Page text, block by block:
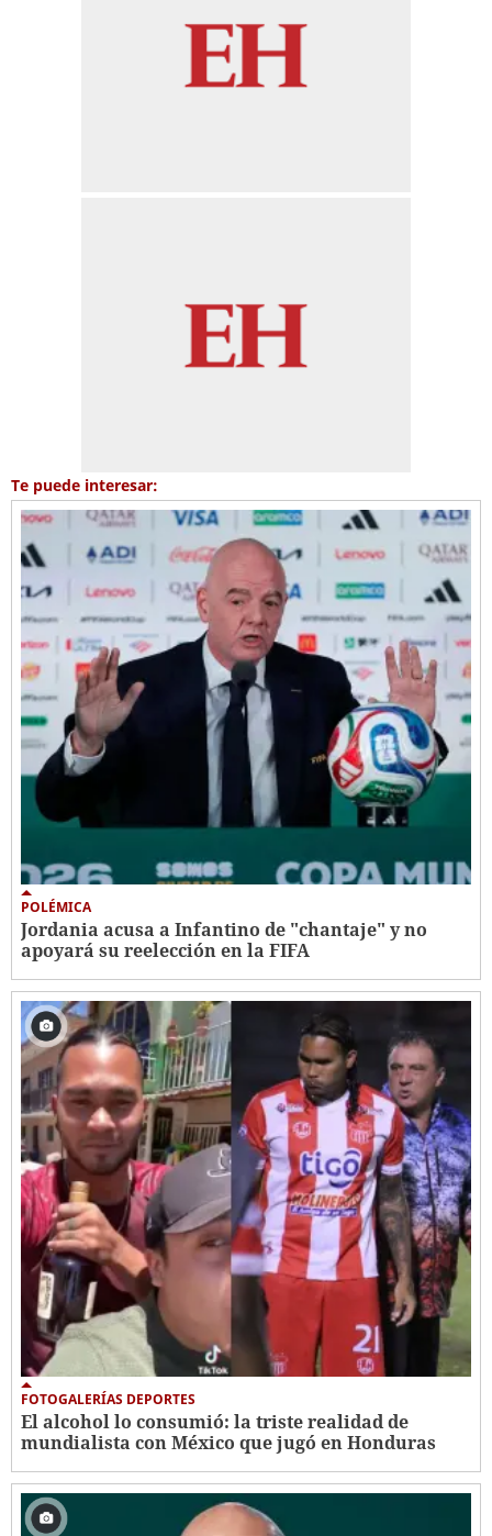
Te puede interesar:
POLÉMICA
Jordania acusa a Infantino de "chantaje" y no
apoyará su reelección en la FIFA
FOTOGALERÍAS DEPORTES
El alcohol lo consumió: la triste realidad de
mundialista con México que jugó en Honduras